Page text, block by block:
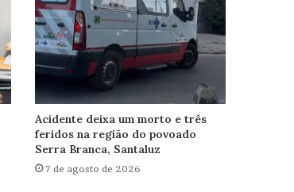
Acidente deixa um morto e três
feridos na região do povoado
Serra Branca, Santaluz
7 de agosto de 2026